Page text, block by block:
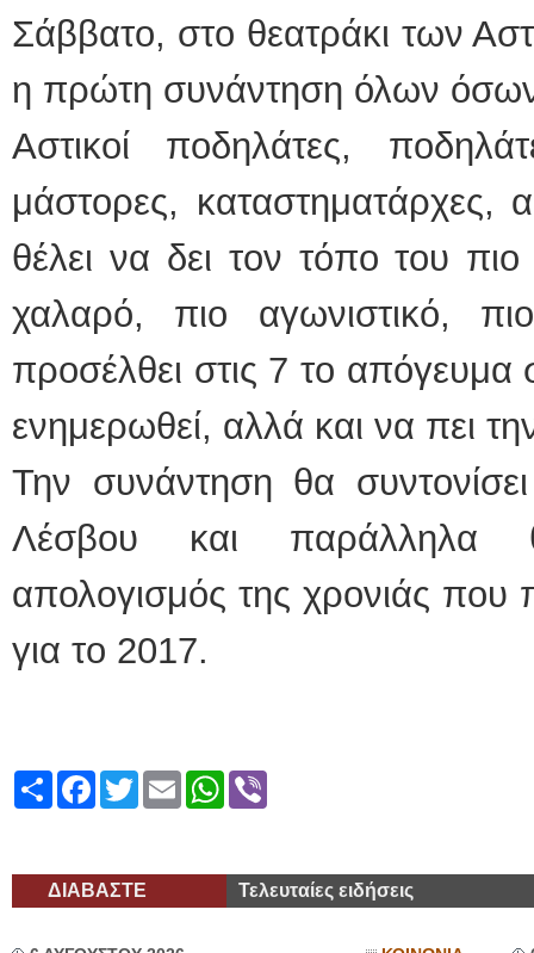
Σάββατο, στο θεατράκι των
η πρώτη συνάντηση όλων
Αστικοί ποδηλάτες,
μάστορες, καταστηματάρχες,
θέλει να δει τον τόπο του
χαλαρό, πιο αγωνιστικό,
προσέλθει στις 7 το
ενημερωθεί, αλλά και να πει
Την συνάντηση θα
Λέσβου και παράλληλα
απολογισμός της χρονιάς που
για το 2017.
ShareFacebook
TwitterEmailWhatsApp
ΔΙΑΒΑΣΤΕ Τελευταίες ειδήσεις